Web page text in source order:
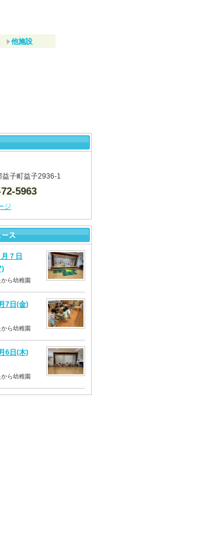
他施設
益子町益子2936-1
5963
ジ
７日
ら幼稚園
7日(金)
ら幼稚園
6日(木)
ら幼稚園